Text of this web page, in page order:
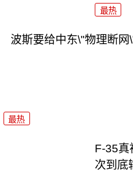
最热
波斯要给中东\"物理断网
最热
F-35真
次到底